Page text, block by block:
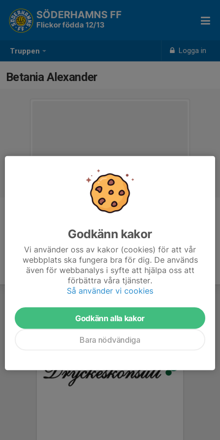
Truppen Logga in
SÖDERHAMNS FF
Flickor födda 12/13
Betania Alexander
Godkänn kakor
Vi använder oss av kakor (cookies) för att vår
webbplats ska fungera bra för dig. De används
även för webbanalys i syfte att hjälpa oss att
förbättra våra tjänster.
Så använder vi cookies
Godkänn alla kakor
Bara nödvändiga